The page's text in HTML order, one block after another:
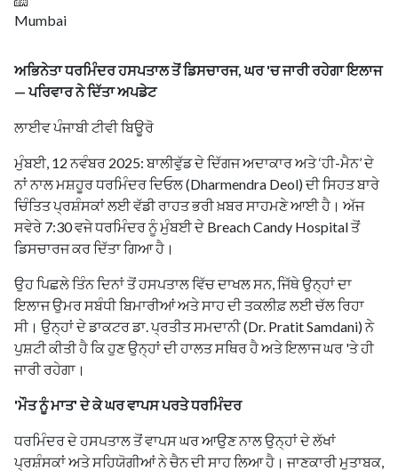
e
k
p
Mumbai
ਅਭਿਨੇਤਾ ਧਰਮਿੰਦਰ ਹਸਪਤਾਲ ਤੋਂ ਡਿਸਚਾਰਜ, ਘਰ 'ਚ ਜਾਰੀ ਰਹੇਗਾ ਇਲਾਜ
— ਪਰਿਵਾਰ ਨੇ ਦਿੱਤਾ ਅਪਡੇਟ
ਲਾਈਵ ਪੰਜਾਬੀ ਟੀਵੀ ਬਿਊਰੋ
ਮੁੰਬਈ, 12 ਨਵੰਬਰ 2025: ਬਾਲੀਵੁੱਡ ਦੇ ਦਿੱਗਜ ਅਦਾਕਾਰ ਅਤੇ ‘ਹੀ-ਮੈਨ’ ਦੇ
ਨਾਂ ਨਾਲ ਮਸ਼ਹੂਰ ਧਰਮਿੰਦਰ ਦਿਓਲ (Dharmendra Deol) ਦੀ ਸਿਹਤ ਬਾਰੇ
ਚਿੰਤਿਤ ਪ੍ਰਸ਼ੰਸਕਾਂ ਲਈ ਵੱਡੀ ਰਾਹਤ ਭਰੀ ਖ਼ਬਰ ਸਾਹਮਣੇ ਆਈ ਹੈ। ਅੱਜ
ਸਵੇਰੇ 7:30 ਵਜੇ ਧਰਮਿੰਦਰ ਨੂੰ ਮੁੰਬਈ ਦੇ Breach Candy Hospital ਤੋਂ
ਡਿਸਚਾਰਜ ਕਰ ਦਿੱਤਾ ਗਿਆ ਹੈ।
ਉਹ ਪਿਛਲੇ ਤਿੰਨ ਦਿਨਾਂ ਤੋਂ ਹਸਪਤਾਲ ਵਿੱਚ ਦਾਖਲ ਸਨ, ਜਿੱਥੇ ਉਨ੍ਹਾਂ ਦਾ
ਇਲਾਜ ਉਮਰ ਸਬੰਧੀ ਬਿਮਾਰੀਆਂ ਅਤੇ ਸਾਹ ਦੀ ਤਕਲੀਫ਼ ਲਈ ਚੱਲ ਰਿਹਾ
ਸੀ। ਉਨ੍ਹਾਂ ਦੇ ਡਾਕਟਰ ਡਾ. ਪ੍ਰਤੀਤ ਸਮਦਾਨੀ (Dr. Pratit Samdani) ਨੇ
ਪੁਸ਼ਟੀ ਕੀਤੀ ਹੈ ਕਿ ਹੁਣ ਉਨ੍ਹਾਂ ਦੀ ਹਾਲਤ ਸਥਿਰ ਹੈ ਅਤੇ ਇਲਾਜ ਘਰ 'ਤੇ ਹੀ
ਜਾਰੀ ਰਹੇਗਾ।
'ਮੌਤ ਨੂੰ ਮਾਤ' ਦੇ ਕੇ ਘਰ ਵਾਪਸ ਪਰਤੇ ਧਰਮਿੰਦਰ
ਧਰਮਿੰਦਰ ਦੇ ਹਸਪਤਾਲ ਤੋਂ ਵਾਪਸ ਘਰ ਆਉਣ ਨਾਲ ਉਨ੍ਹਾਂ ਦੇ ਲੱਖਾਂ
ਪ੍ਰਸ਼ੰਸਕਾਂ ਅਤੇ ਸਹਿਯੋਗੀਆਂ ਨੇ ਚੈਨ ਦੀ ਸਾਹ ਲਿਆ ਹੈ। ਜਾਣਕਾਰੀ ਮੁਤਾਬਕ,